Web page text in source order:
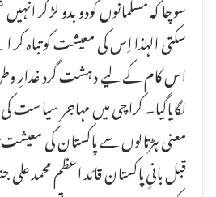
سوچا کہ مسلمانوں کودو بدو لڑ کر
سکتی الہٰذا اِس کی معیشت کو تباہ
اس کام کے لیے دہشت گرد غدارِ
لگایاگیا۔ کراچی میں مہاجر سیاست
معنی ہڑتالوں سے پاکستان کی
قبل بانیِ پاکستان قائد اعظم محمد